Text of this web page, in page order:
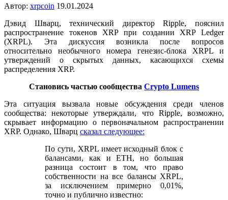
Автор: xrpcoin 19.01.2024
Дэвид Шварц, технический директор Ripple, пояснил
распространение токенов XRP при создании XRP Ledger
(XRPL). Эта дискуссия возникла после вопросов
относительно необычного номера генезис-блока XRPL и
утверждений о скрытых данных, касающихся схемы
распределения XRP.
Становись частью сообщества Crypto Lumens
Эта ситуация вызвала новые обсуждения среди членов
сообщества: некоторые утверждали, что Ripple, возможно,
скрывает информацию о первоначальном распространении
XRP. Однако, Шварц сказал следующее:
По сути, XRPL имеет исходный блок с
балансами, как и ETH, но большая
разница состоит в том, что право
собственности на все балансы XRPL,
за исключением примерно 0,01%,
точно и публично известно: